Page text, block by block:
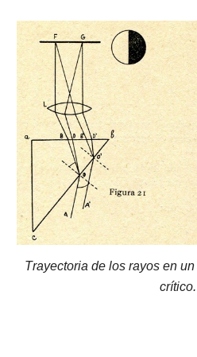
Trayectoria de los rayos en un
crítico.